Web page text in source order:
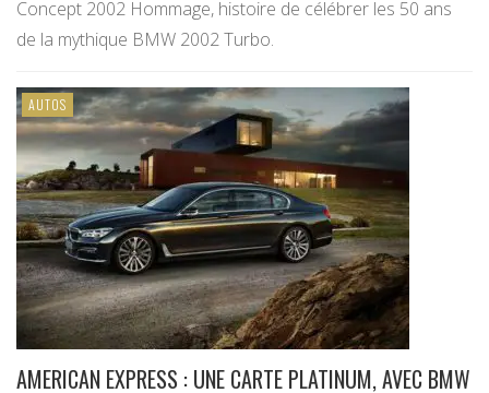
Concept 2002 Hommage, histoire de célébrer les 50 ans
de la mythique BMW 2002 Turbo.
AUTOS
AMERICAN EXPRESS : UNE CARTE PLATINUM, AVEC BMW